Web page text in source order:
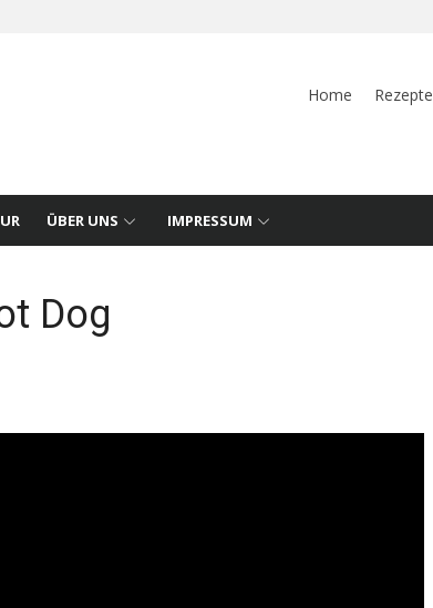
Home Rezepte
ÜBER UNS IMPRESSUM
Dog